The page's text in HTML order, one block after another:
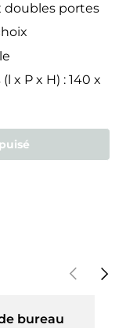
doubles portes
x P x H) : 140 x
Précédent
bureau